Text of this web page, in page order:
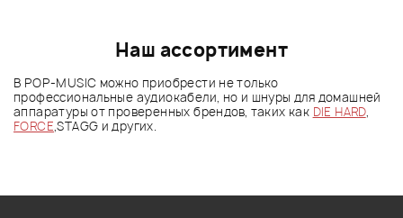
Наш ассортимент
В POP-MUSIC можно приобрести не только
профессиональные аудиокабели, но и шнуры для домашней
аппаратуры от проверенных брендов, таких как DIE HARD,
FORCE,STAGG и других.